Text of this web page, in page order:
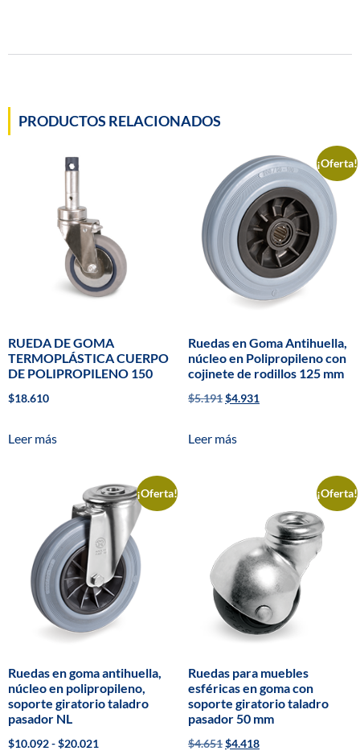
PRODUCTOS RELACIONADOS
RUEDA DE GOMA
TERMOPLÁSTICA CUERPO
DE POLIPROPILENO 150
$18.610
Leer más
¡Oferta!
Ruedas en Goma Antihuella,
núcleo en Polipropileno con
cojinete de rodillos 125 mm
$5.191$4.931
Leer más
¡Oferta!
Ruedas en goma antihuella,
núcleo en polipropileno,
soporte giratorio taladro
pasador NL
$10.092-$20.021
¡Oferta!
Ruedas para muebles
esféricas en goma con
soporte giratorio taladro
pasador 50 mm
$4.651$4.418